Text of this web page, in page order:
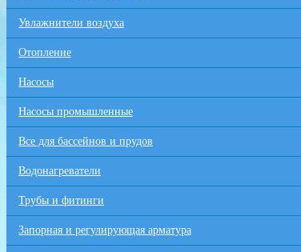
Увлажнители воздуха
Отопление
Насосы
Насосы промышленные
Все для бaссейнов и прудов
Водонагреватели
Трубы и фитинги
Запорная и регулирующая арматура